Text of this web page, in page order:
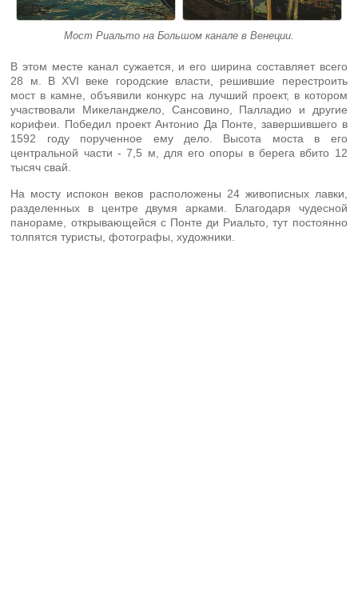
Мост Риальто на Большом канале в Венеции.
В этом месте канал сужается, и его ширина составляет всего
28 м. В XVI веке городские власти, решившие перестроить
мост в камне, объявили конкурс на лучший проект, в котором
участвовали Микеланджело, Сансовино, Палладио и другие
корифеи. Победил проект Антонио Да Понте, завершившего в
1592 году порученное ему дело. Высота моста в его
центральной части - 7,5 м, для его опоры в берега вбито 12
тысяч свай.
На мосту испокон веков расположены 24 живописных лавки,
разделенных в центре двумя арками. Благодаря чудесной
панораме, открывающейся с Понте ди Риальто, тут постоянно
толпятся туристы, фотографы, художники.